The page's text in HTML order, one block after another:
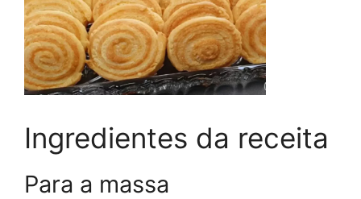
Ingredientes da receita
Para a massa